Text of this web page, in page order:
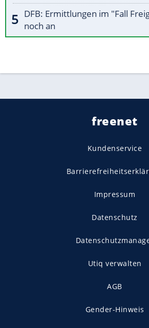
DFB: Ermittlungen im "Fall
noch an
freenet
Kundenservice
Impressum
Datenschutz
Utiq verwalten
AGB
Gender-Hinweis